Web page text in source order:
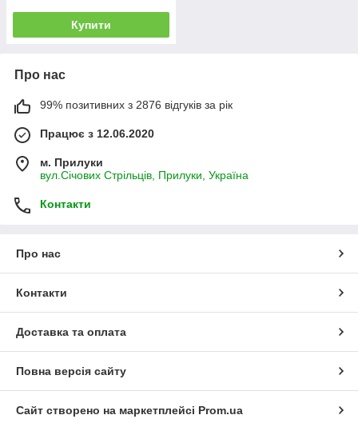
Купити
Про нас
99% позитивних з 2876 відгуків за рік
Працює з 12.06.2020
м. Прилуки
вул.Січових Стрільців, Прилуки, Україна
Контакти
Про нас
Контакти
Доставка та оплата
Повна версія сайту
Сайт створено на маркетплейсі Prom.ua